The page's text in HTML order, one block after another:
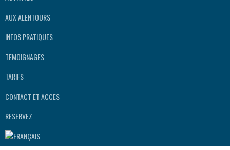
AUX ALENTOURS
INFOS PRATIQUES
TEMOIGNAGES
TARIFS
CONTACT ET ACCES
RESERVEZ